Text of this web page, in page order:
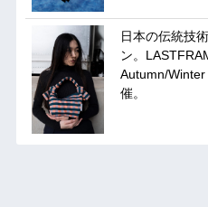
日本の伝統技
ン。
Autumn/Winter
催。